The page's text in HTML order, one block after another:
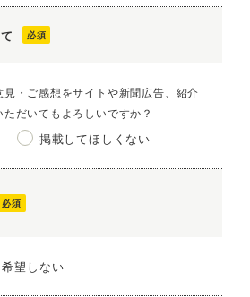
・ご感想をサイトや新聞広告、紹介
だいてもよろしいですか？
掲載してほしくない
希望しない